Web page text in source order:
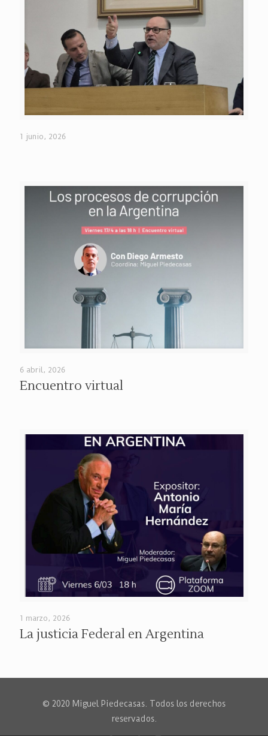
1 junio, 2026
6 abril, 2026
Encuentro virtual
1 marzo, 2026
La justicia Federal en Argentina
© 2020 Miguel Piedecasas. Todos los derechos
reservados.